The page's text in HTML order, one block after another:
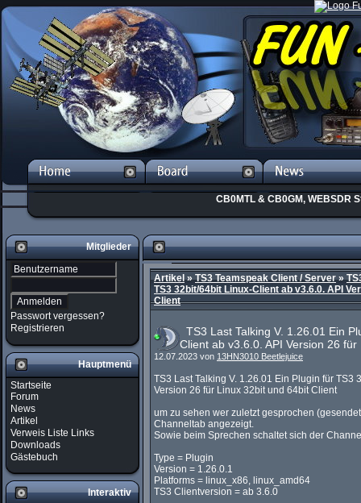
CB0MTL & CB0GM, WEBSDR
Mitglieder
Passwort vergessen?
Registrieren
Hauptmenü
Startseite
Forum
News
Artikel
Verweis Liste Links
Downloads
Gästebuch
Interaktiv
Artikel»TS3 Teamspeak Client / Server»
TS3 32bit/64bit Linux-Client ab v3.6.0. API
Client
TS3 Last Talking V. 1.26.01 Ein
Client ab v3.6.0. API Version 26
12.07.2023 von 13HN3010 Beetlejuice
TS3 Last Talking V. 1.26.01 Ein Plugin für TS3
Version 26 für Linux 32bit und 64bit Client
um zu sehen wer zuletzt gesprochen
Channeltab angezeigt.
Sowie beim Sprechen schaltet sich der
Type = Plugin
Version = 1.26.0.1
Platforms = linux_x86, linux_amd64
TS3 Clientversion = ab 3.6.0